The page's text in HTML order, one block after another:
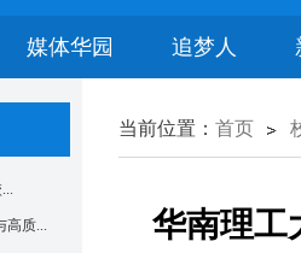
媒体华园 追梦人
当前位置： 首页
华南理工